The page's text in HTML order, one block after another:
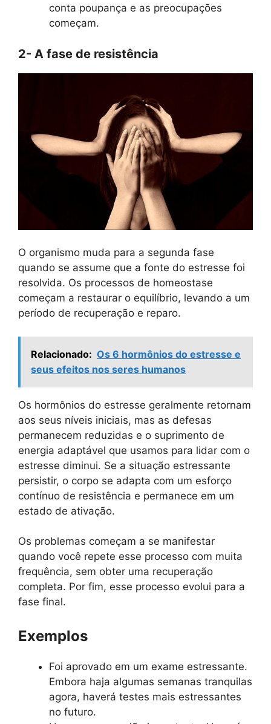
conta poupança e as preocupações
começam.
2- A fase de resistência
O organismo muda para a segunda fase
quando se assume que a fonte do estresse foi
resolvida. Os processos de homeostase
começam a restaurar o equilíbrio, levando a um
período de recuperação e reparo.
Relacionado: Os 6 hormônios do estresse e
seus efeitos nos seres humanos
Os hormônios do estresse geralmente retornam
aos seus níveis iniciais, mas as defesas
permanecem reduzidas e o suprimento de
energia adaptável que usamos para lidar com o
estresse diminui. Se a situação estressante
persistir, o corpo se adapta com um esforço
contínuo de resistência e permanece em um
estado de ativação.
Os problemas começam a se manifestar
quando você repete esse processo com muita
frequência, sem obter uma recuperação
completa. Por fim, esse processo evolui para a
fase final.
Exemplos
Foi aprovado em um exame estressante.
Embora haja algumas semanas tranquilas
agora, haverá testes mais estressantes
no futuro.